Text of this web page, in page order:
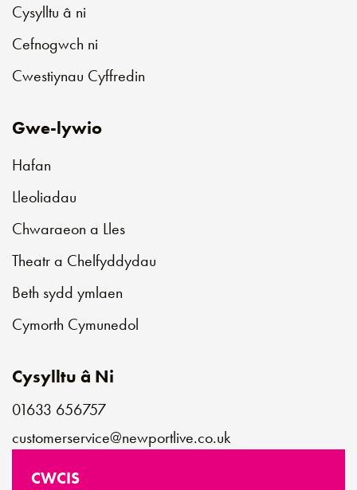
Cysylltu â ni
Cefnogwch ni
Cwestiynau Cyffredin
Gwe-lywio
Hafan
Lleoliadau
Chwaraeon a Lles
Theatr a Chelfyddydau
Beth sydd ymlaen
Cymorth Cymunedol
Cysylltu â Ni
01633 656757
customerservice@newportlive.co.uk
CWCIS